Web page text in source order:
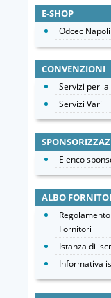
E-SHOP
Odcec
CONVENZIONI
Servizi per
Servizi Vari
Elenco
ALBO
Fornitori
Istanza di
Informativa